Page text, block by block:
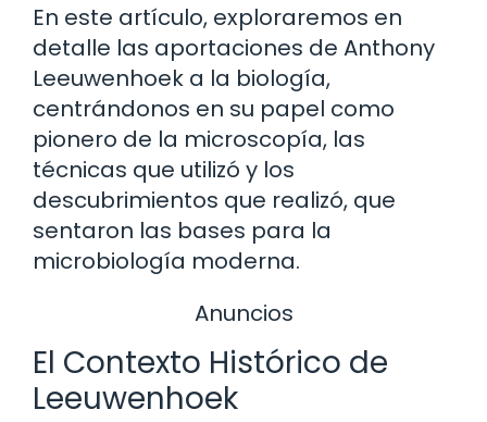
En este artículo, exploraremos en
detalle las aportaciones de Anthony
Leeuwenhoek a la biología,
centrándonos en su papel como
pionero de la microscopía, las
técnicas que utilizó y los
descubrimientos que realizó, que
sentaron las bases para la
microbiología moderna.
Anuncios
El Contexto Histórico de
Leeuwenhoek